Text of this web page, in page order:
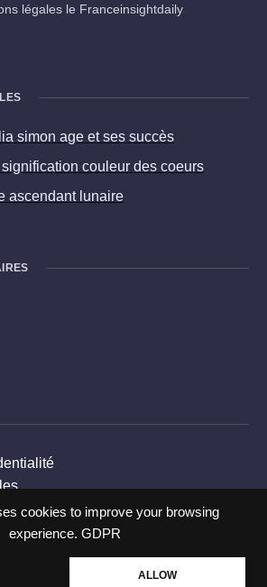
cookies to improve your browsing
experience. GDPR
ALLOW
légales le Franceinsightdaily
simon age et ses succès
couleur des coeurs
ascendant lunaire
de cookies